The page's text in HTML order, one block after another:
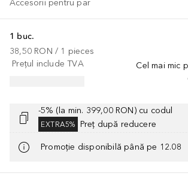
Accesorii pentru par
Cel mai mic
1 buc.
38,50 RON / 1 pieces
Prețul include TVA
-5% (la min. 399,00 RON) cu codul
EXTRA5% Preț după reducere
Promoție disponibilă până pe 12.08